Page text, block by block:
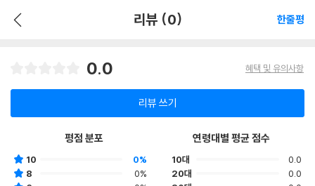
리뷰 (0) 한줄평
0.0 혜택 및 유의사항
리뷰 쓰기
평점 분포
10
0%
8
0%
연령대별 평균 점수
10대
0.0
20대
0.0